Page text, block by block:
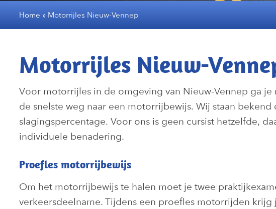
Home » Motorrijles Nieuw-Vennep
Motorrijles Nieuw-
Voor motorrijles in de omgeving van Nieuw-Vennep ga je
de snelste weg naar een motorrijbewijs. Wij staan
slagingspercentage. Voor ons is geen cursist hetzelfde,
individuele benadering.
Proefles motorrijbewijs
Om het motorrijbewijs te halen moet je twee
verkeersdeelname. Tijdens een proefles motorrijden